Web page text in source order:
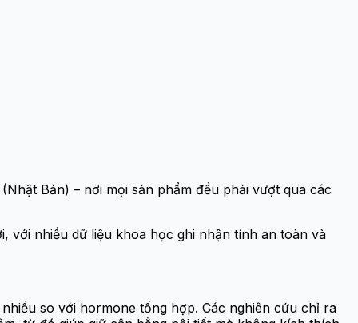
Bản) – nơi mọi sản phẩm đều phải vượt qua các
với nhiều dữ liệu khoa học ghi nhận tính an toàn và
so với hormone tổng hợp. Các nghiên cứu chỉ ra